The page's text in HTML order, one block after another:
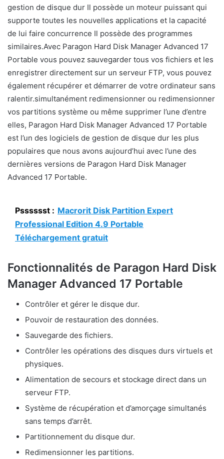
gestion de disque dur Il possède un moteur puissant qui
supporte toutes les nouvelles applications et la capacité
de lui faire concurrence Il possède des programmes
similaires.Avec Paragon Hard Disk Manager Advanced 17
Portable vous pouvez sauvegarder tous vos fichiers et les
enregistrer directement sur un serveur FTP, vous pouvez
également récupérer et démarrer de votre ordinateur sans
ralentir.simultanément redimensionner ou redimensionner
vos partitions système ou même supprimer l’une d’entre
elles, Paragon Hard Disk Manager Advanced 17 Portable
est l’un des logiciels de gestion de disque dur les plus
populaires que nous avons aujourd’hui avec l’une des
dernières versions de Paragon Hard Disk Manager
Advanced 17 Portable.
Psssssst : Macrorit Disk Partition Expert
Professional Edition 4.9 Portable
Téléchargement gratuit
Fonctionnalités de Paragon Hard Disk
Manager Advanced 17 Portable
Contrôler et gérer le disque dur.
Pouvoir de restauration des données.
Sauvegarde des fichiers.
Contrôler les opérations des disques durs virtuels et
physiques.
Alimentation de secours et stockage direct dans un
serveur FTP.
Système de récupération et d’amorçage simultanés
sans temps d’arrêt.
Partitionnement du disque dur.
Redimensionner les partitions.